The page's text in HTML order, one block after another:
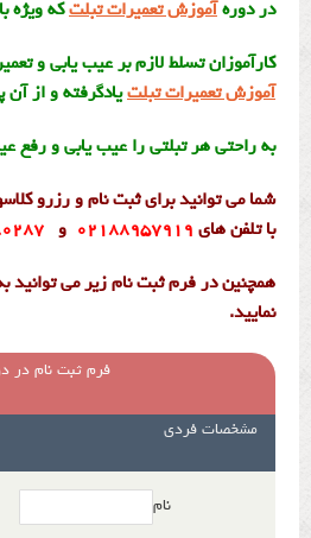
در دوره آموزش تعمیرات تبلتکه ویژه
کارآموزان تسلط لازم بر عیب یابی و
آموزش تعمیرات تبلتیادگرفته و از
به راحتی هر تبلتی را عیب یابی و رفع
شما می توانید برای ثبت نام و رزرو
با تلفن های ۰۲۱۸۸۹۵۷۹۱۹ و
همچنین در فرم ثبت نام زیر می توانید
نمایید.
فرم ثبت نام در
مشخصات فردی
نام